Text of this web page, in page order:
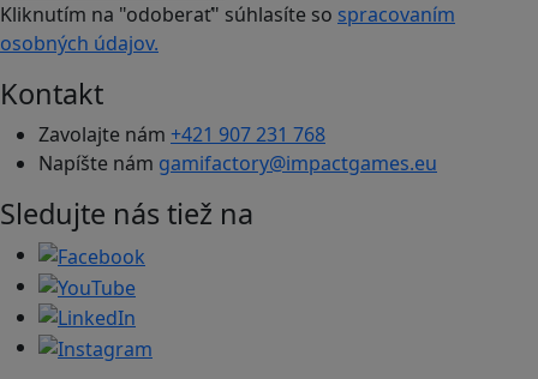
Kliknutím na "odoberať" súhlasíte so spracovaním
osobných údajov.
Kontakt
Zavolajte nám +421 907 231 768
Napíšte nám gamifactory@impactgames.eu
Sledujte nás tiež na